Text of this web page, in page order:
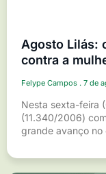
Agosto Lilás:
contra a
Felype Campos 7 de
Nesta sexta-feira
(11.340/2006)
grande avanço no